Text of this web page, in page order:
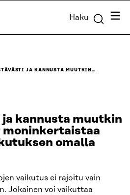
Haku
JA KANNUSTA MUUTKIN…
ja kannusta muutkin
moninkertaistaa
omalla
vaikutus ei rajoitu vain
Jokainen voi vaikuttaa